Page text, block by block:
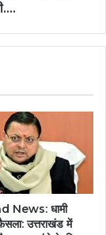
News: धामी
उत्तराखंड में